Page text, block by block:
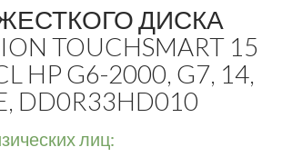
ДИСКА
TOUCHSMART 15
HP G6-2000, G7, 14,
DD0R33HD010
лиц: